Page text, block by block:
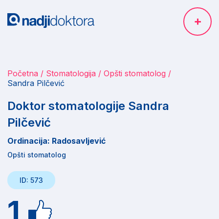
Početna Stomatologija
Opšti stomatolog
Sandra Pilčević
Doktor stomatologije Sandra
Pilčević
Ordinacija: Radosavljević
Opšti stomatolog
ID: 573
1